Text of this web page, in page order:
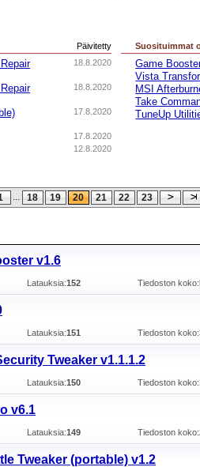
Päivitetty
18.8.2020
18.8.2020
17.8.2020
17.8.2020
12.8.2020
Suosituimmat
Game
Vista
MSI
Take
TuneUp
... 18 19 20 21 22 23
v1.6
Latauksia:152 Tiedoston koko:
Latauksia:151 Tiedoston koko:
Tweaker v1.1.1.2
Latauksia:150 Tiedoston koko:
v6.1
Latauksia:149 Tiedoston koko:
Tweaker (portable) v1.2